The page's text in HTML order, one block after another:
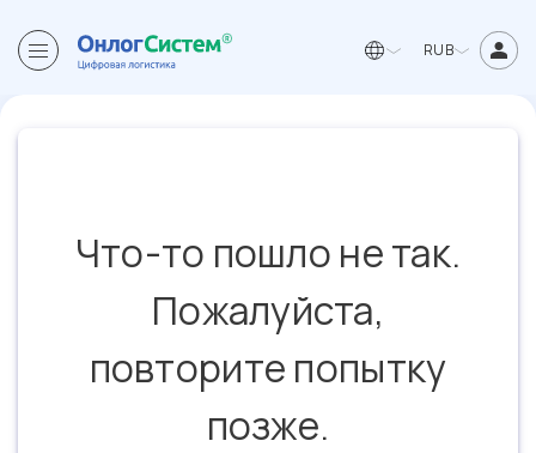
RUB
Что-то пошло не так.
Пожалуйста,
повторите попытку
позже.